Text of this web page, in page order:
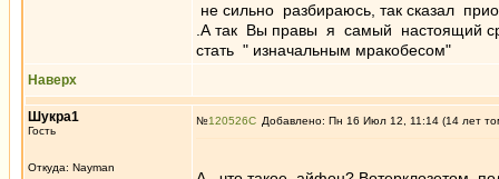
не сильно разбираюсь, так сказал
.А так Вы правы я самый настоящий
стать " изначальным мракобесом"
Наверх
Шукра1
Гость
Откуда: Nayman
№120526 Добавлено: Пн 16 Июл 12, 11:14 (14 лет